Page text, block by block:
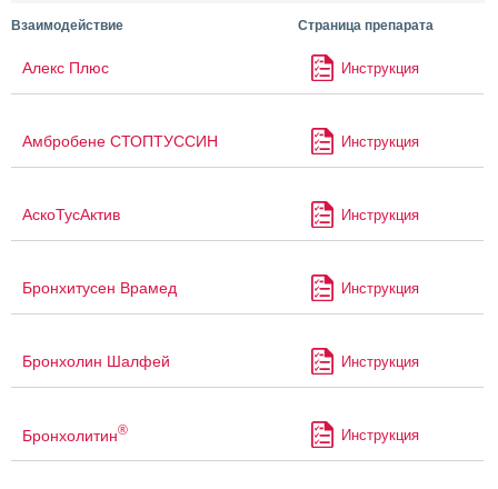
Взаимодействие Страница препарата
Алекс Плюс Инструкция
Амбробене СТОПТУССИН Инструкция
АскоТусАктив Инструкция
Бронхитусен Врамед Инструкция
Бронхолин Шалфей Инструкция
Бронхолитин® Инструкция